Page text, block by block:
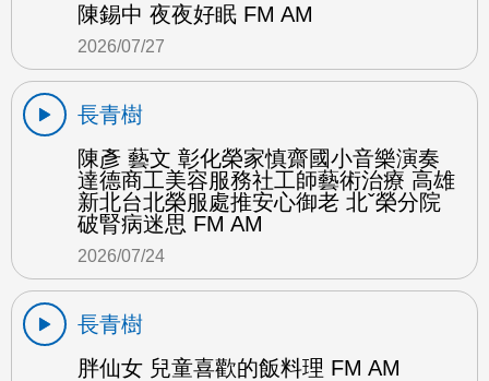
陳錫中 夜夜好眠 FM AM
2026/07/27
長青樹
陳彥 藝文 彰化榮家慎齋國小音樂演奏
達德商工美容服務社工師藝術治療 高雄
新北台北榮服處推安心御老 北ˇ榮分院
破腎病迷思 FM AM
2026/07/24
長青樹
胖仙女 兒童喜歡的飯料理 FM AM